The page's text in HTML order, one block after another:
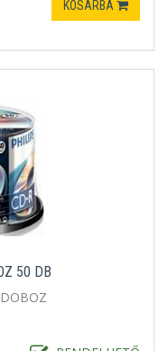
KOSÁRBA
50 DB